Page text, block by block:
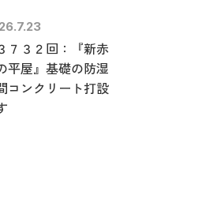
７３２回：『新赤
平屋』基礎の防湿
コンクリート打設